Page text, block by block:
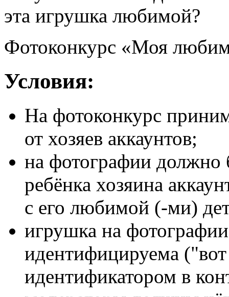
эта игрушка любимой?
Фотоконкурс «Моя
Условия:
На фотоконкурс
от хозяев аккаунтов;
на фотографии должно
ребёнка хозяина
c его любимой (-ми)
игрушка на
идентифицируема ("вот
идентификатором в